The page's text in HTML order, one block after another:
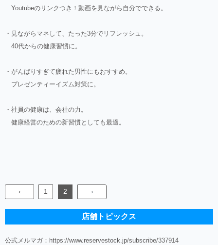
Youtubeのリンクつき！動画を見ながら自分でできる。
・見ながらマネして、たった3分でリフレッシュ。
40代からの健康習慣に。
・がんばりすぎて疲れた男性にもおすすめ。
プレゼンティーイズム対策に。
・社員の健康は、会社の力。
健康経営のための新習慣としても最適。
‹ 1 2 ›
店舗トピックス
公式メルマガ： https://www.reservestock.jp/subscribe/337914